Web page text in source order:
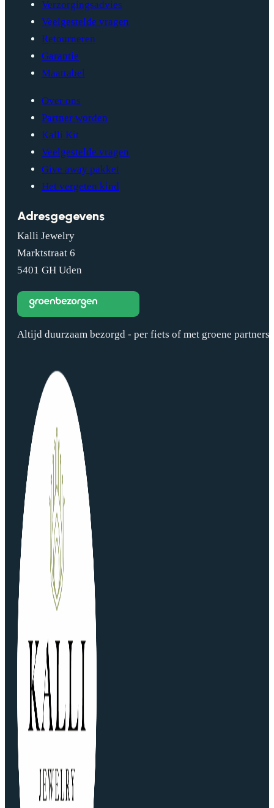
Verzorgingsadvies
Veelgestelde vragen
Retourneren
Garantie
Maattabel
Over ons
Partner worden
Kalli Kit
Veelgestelde vragen
Give away pakket
Het vergeten kind
Adresgegevens
Kalli Jewelry
Marktstraat 6
5401 GH Uden
Altijd duurzaam bezorgd - per fiets of met groene partners